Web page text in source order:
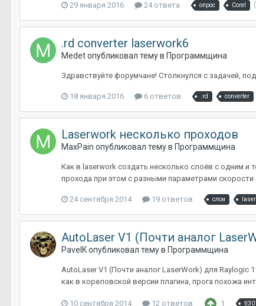
29 января 2016 24 ответа опрос Corel
.rd converter laserwork6
Medetопубликовал тему в Программщина
Здравствуйте форумчане! Столкнулся с задачей,
18 января 2016 6 ответов .rd converter
Laserwork несколько проходов
MaxPain опубликовал тему в Программщина
Как в laserwork создать несколько слоёв с одним и
прохода при этом с разными параметрами
24 сентября 2014 19 ответов слои
AutoLaser V1 (Почти аналог
PavelKопубликовал тему в Программщина
AutoLaser V1 (Почти аналог LaserWork) для
как в кореловской версии плагина, прога похожа
10 сентября 2014 12 ответов 1 tl301